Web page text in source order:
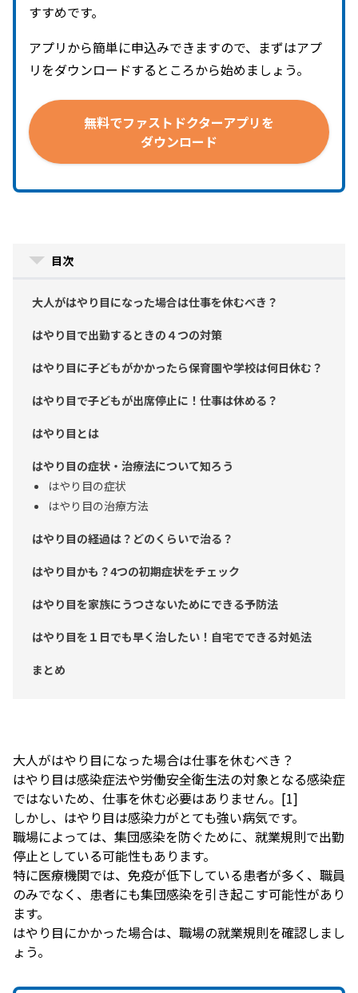
すすめです。
アプリから簡単に申込みできますので、まずはアプ
リをダウンロードするところから始めましょう。
無料でファストドクターアプリを
ダウンロード
目次
大人がはやり目になった場合は仕事を休むべき？
はやり目で出勤するときの４つの対策
はやり目に子どもがかかったら保育園や学校は何日休む？
はやり目で子どもが出席停止に！仕事は休める？
はやり目とは
はやり目の症状・治療法について知ろう
はやり目の症状
はやり目の治療方法
はやり目の経過は？どのくらいで治る？
はやり目かも？4つの初期症状をチェック
はやり目を家族にうつさないためにできる予防法
はやり目を１日でも早く治したい！自宅でできる対処法
まとめ
大人がはやり目になった場合は仕事を休むべき？
はやり目は感染症法や労働安全衛生法の対象となる感染症
ではないため、仕事を休む必要はありません。 [1]
しかし、はやり目は感染力がとても強い病気です。
職場によっては、集団感染を防ぐために、就業規則で出勤
停止としている可能性もあります。
特に医療機関では、免疫が低下している患者が多く、職員
のみでなく、患者にも集団感染を引き起こす可能性があり
ます。
はやり目にかかった場合は、職場の就業規則を確認しまし
ょう。